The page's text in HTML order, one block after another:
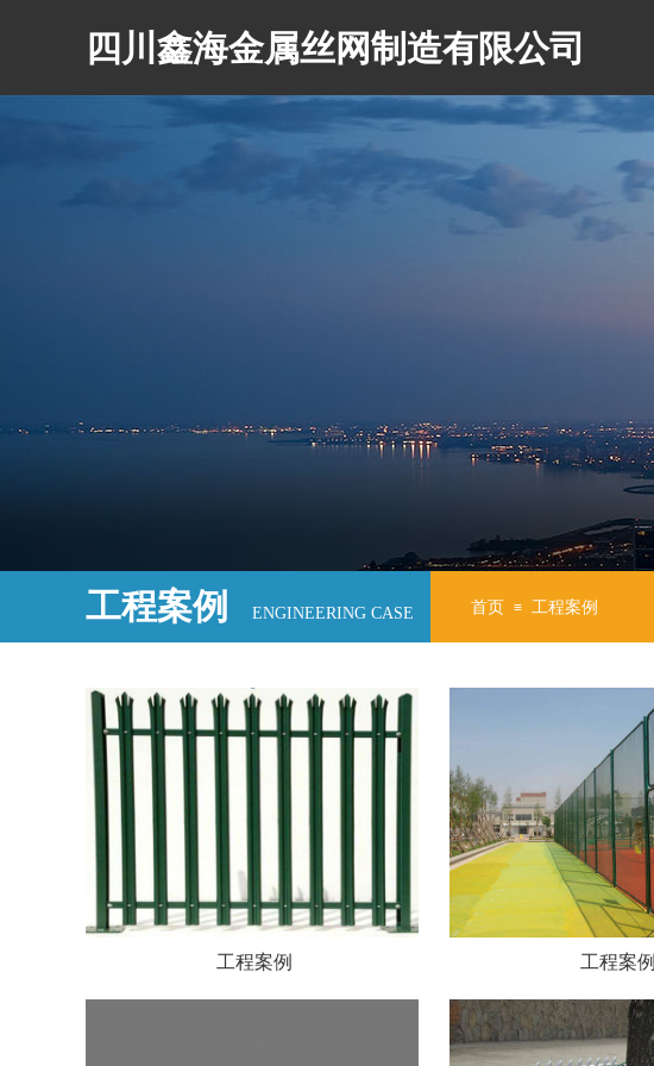
工程案例 ENGINEERING CASE 首页 ≡ 工程案例
工程案例 工程案例
四川鑫海金属丝网制造有限公司